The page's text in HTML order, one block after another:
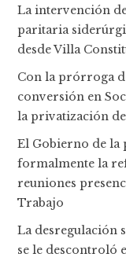
La intervención
paritaria
desde Villa
Con la prórroga
conversión en
la privatización
El Gobierno de la
formalmente la
reuniones
Trabajo
La desregulación
se le descontroló